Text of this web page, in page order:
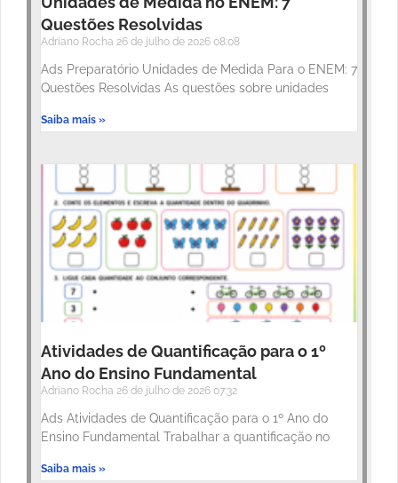
Questões Resolvidas
Adriano Rocha 26 de julho de 2026 08:08
Ads Preparatório Unidades de Medida Para o ENEM: 7
Questões Resolvidas As questões sobre unidades
Saiba mais »
Atividades de Quantificação para o 1º
Ano do Ensino Fundamental
Adriano Rocha 26 de julho de 2026 07:32
Ads Atividades de Quantificação para o 1º Ano do
Ensino Fundamental Trabalhar a quantificação no
Saiba mais »